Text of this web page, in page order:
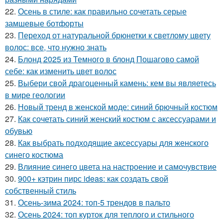
22. Осень в стиле: как правильно сочетать серые
замшевые ботфорты
23. Переход от натуральной брюнетки к светлому цвету
волос: все, что нужно знать
24. Блонд 2025 из Темного в блонд Пошагово самой
себе: как изменить цвет волос
25. Выбери свой драгоценный камень: кем вы являетесь
в мире геологии
26. Новый тренд в женской моде: синий брючный костюм
27. Как сочетать синий женский костюм с аксессуарами и
обувью
28. Как выбрать подходящие аксессуары для женского
синего костюма
29. Влияние синего цвета на настроение и самочувствие
30. 900+ кэтрин пирс ideas: как создать свой
собственный стиль
31. Осень-зима 2024: топ-5 трендов в пальто
32. Осень 2024: топ курток для теплого и стильного